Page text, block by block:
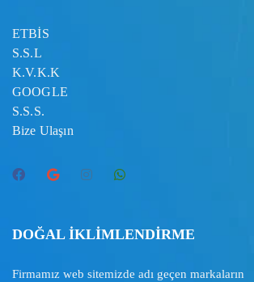
ETBİS
S.S.L
K.V.K.K
GOOGLE
S.S.S.
Bize Ulaşın
DOĞAL İKLİMLENDİRME
Firmamız web sitemizde adı geçen markaların